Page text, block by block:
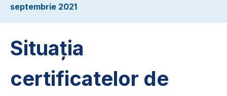
septembrie 2021
Situația
certificatelor de